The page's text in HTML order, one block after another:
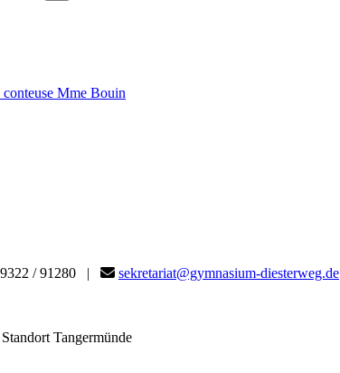
Mme Bouin
/ 91280 | sekretariat@gymnasium-diesterweg.de
Tangermünde